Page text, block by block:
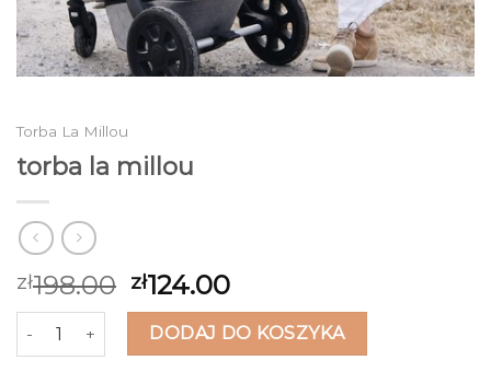
Torba La Millou
torba la millou
zł198.00 zł124.00
ilość torba la millouDODAJ DO KOSZYKA